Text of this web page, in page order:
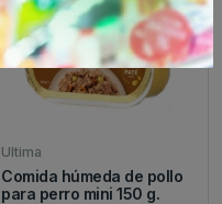
Ultima
Comida húmeda de pollo
para perro mini 150 g.